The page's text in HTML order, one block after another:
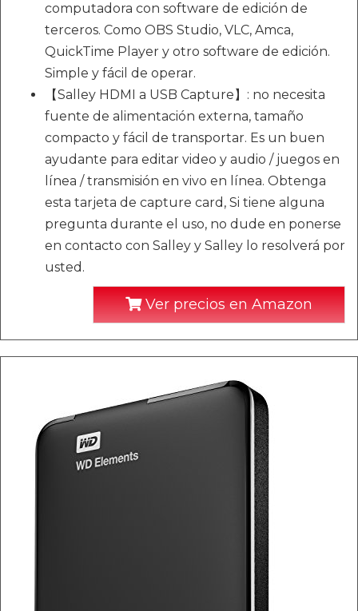
computadora con software de edición de
terceros. Como OBS Studio, VLC, Amca,
QuickTime Player y otro software de edición.
Simple y fácil de operar.
【Salley HDMI a USB Capture】: no necesita
fuente de alimentación externa, tamaño
compacto y fácil de transportar. Es un buen
ayudante para editar video y audio / juegos en
línea / transmisión en vivo en línea. Obtenga
esta tarjeta de capture card, Si tiene alguna
pregunta durante el uso, no dude en ponerse
en contacto con Salley y Salley lo resolverá por
usted.
Ver precios en Amazon